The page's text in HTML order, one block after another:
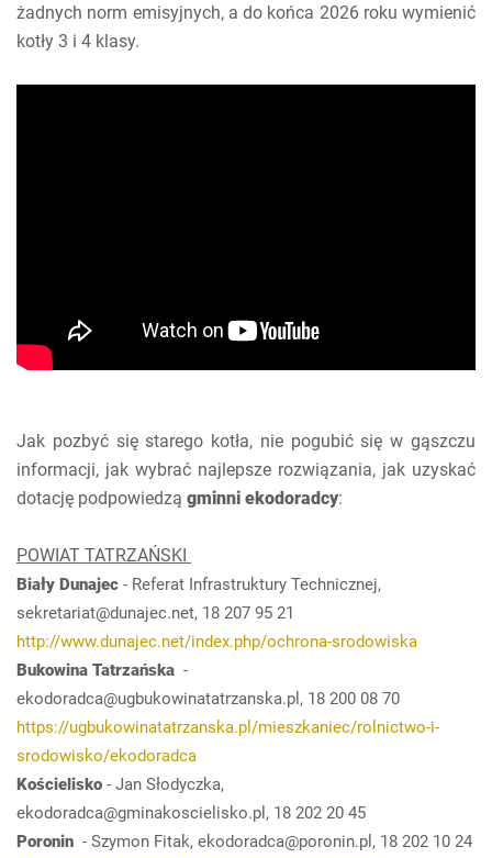
żadnych norm emisyjnych, a do końca 2026 roku wymienić
kotły 3 i 4 klasy.
Jak pozbyć się starego kotła, nie pogubić się w gąszczu
informacji, jak wybrać najlepsze rozwiązania, jak uzyskać
dotację podpowiedzą gminni ekodoradcy:
POWIAT TATRZAŃSKI
Biały Dunajec - Referat Infrastruktury Technicznej,
sekretariat@dunajec.net, 18 207 95 21
http://www.dunajec.net/index.php/ochrona-srodowiska
Bukowina Tatrzańska -
ekodoradca@ugbukowinatatrzanska.pl, 18 200 08 70
https://ugbukowinatatrzanska.pl/mieszkaniec/rolnictwo-i-
srodowisko/ekodoradca
Kościelisko - Jan Słodyczka,
ekodoradca@gminakoscielisko.pl, 18 202 20 45
Poronin - Szymon Fitak, ekodoradca@poronin.pl, 18 202 10 24